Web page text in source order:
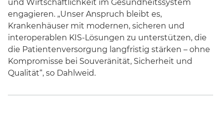
und Wirtschaftlichkeit im Gesundheitssystem
engagieren. „Unser Anspruch bleibt es,
Krankenhäuser mit modernen, sicheren und
interoperablen KIS-Lösungen zu unterstützen, die
die Patientenversorgung langfristig stärken – ohne
Kompromisse bei Souveränität, Sicherheit und
Qualität“, so Dahlweid.